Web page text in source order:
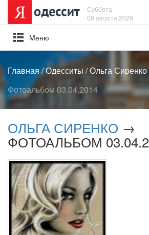
Суббота
08 августа 2026
Mеню
Главная/Одесситы /Ольга Сиренко
Фотоальбом 03.04.2014
ОЛЬГА СИРЕНКО →
ФОТОАЛЬБОМ